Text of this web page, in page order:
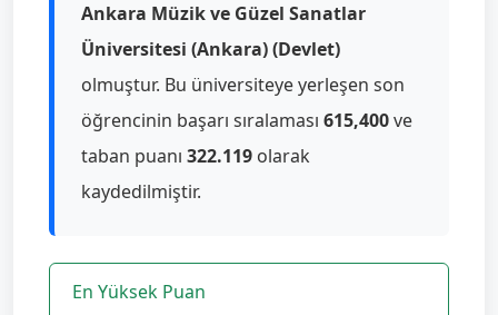
Ankara Müzik ve Güzel Sanatlar
Üniversitesi (Ankara) (Devlet)
olmuştur. Bu üniversiteye yerleşen son
öğrencinin başarı sıralaması 615,400ve
taban puanı 322.119 olarak
kaydedilmiştir.
En Yüksek Puan